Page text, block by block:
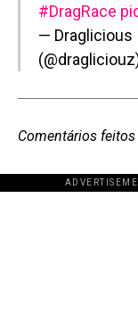
#DragRace
— Draglicious
Comentários